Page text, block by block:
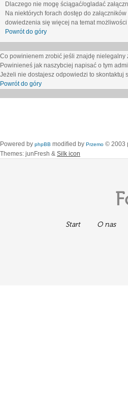
Dlaczego nie mogę ściągać/ogladać
Na niektórych forach dostęp do
dowiedzenia się więcej na temat
Powrót do góry
Co powinienem zrobić jeśli znajdę nielegalny
Powinieneś jak naszybciej napisać o tym
Jeżeli nie dostajesz odpowiedzi to skontaktuj
Powrót do góry
Powered by phpBB modified by Przemo © 2003
Themes: junFresh & Silk icon
Start O nas